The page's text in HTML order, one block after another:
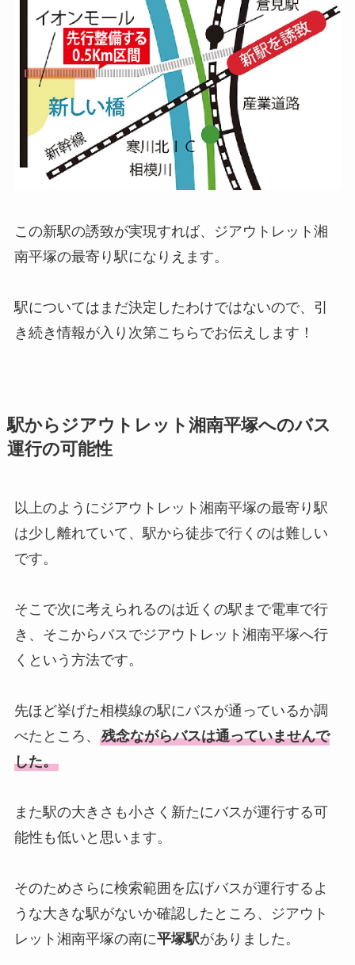
この新駅の誘致が実現すれば、ジアウトレット湘
南平塚の最寄り駅になりえます。
駅についてはまだ決定したわけではないので、引
き続き情報が入り次第こちらでお伝えします！
駅からジアウトレット湘南平塚へのバス
運行の可能性
以上のようにジアウトレット湘南平塚の最寄り駅
は少し離れていて、駅から徒歩で行くのは難しい
です。
そこで次に考えられるのは近くの駅まで電車で行
き、そこからバスでジアウトレット湘南平塚へ行
くという方法です。
先ほど挙げた相模線の駅にバスが通っているか調
べたところ、 残念ながらバスは通っていませんで
した。
また駅の大きさも小さく新たにバスが運行する可
能性も低いと思います。
そのためさらに検索範囲を広げバスが運行するよ
うな大きな駅がないか確認したところ、ジアウト
レット湘南平塚の南に平塚駅がありました。